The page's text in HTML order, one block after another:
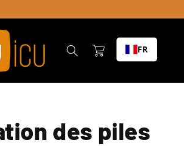
Chariot FR
des piles